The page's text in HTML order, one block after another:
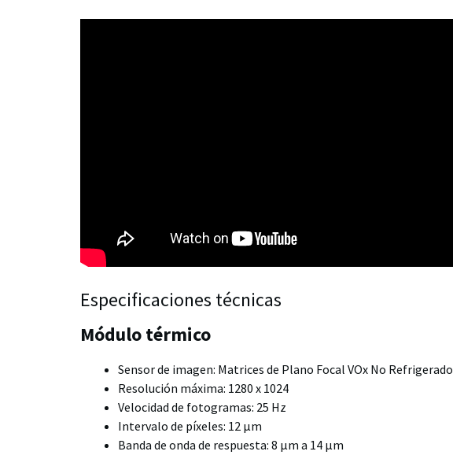
Especificaciones técnicas
Módulo térmico
Sensor de imagen: Matrices de Plano Focal VOx No Refrigerado
Resolución máxima: 1280 x 1024
Velocidad de fotogramas: 25 Hz
Intervalo de píxeles: 12 μm
Banda de onda de respuesta: 8 μm a 14 μm